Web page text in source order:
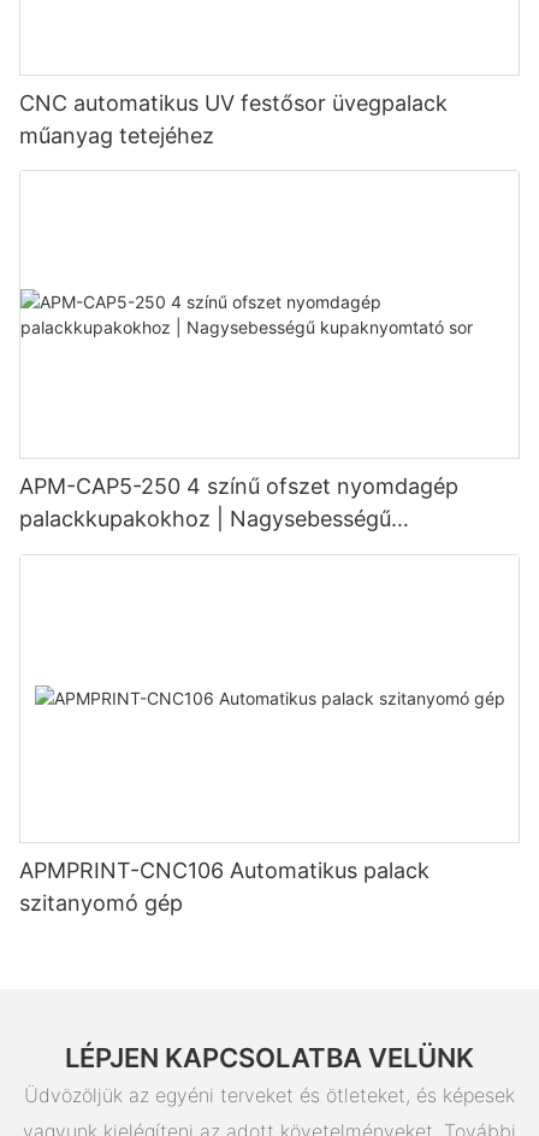
CNC automatikus UV festősor üvegpalack
műanyag tetejéhez
APM-CAP5-250 4 színű ofszet nyomdagép
palackkupakokhoz | Nagysebességű
kupaknyomtató sor
APMPRINT-CNC106 Automatikus palack
szitanyomó gép
LÉPJEN KAPCSOLATBA VELÜNK
Üdvözöljük az egyéni terveket és ötleteket, és képesek